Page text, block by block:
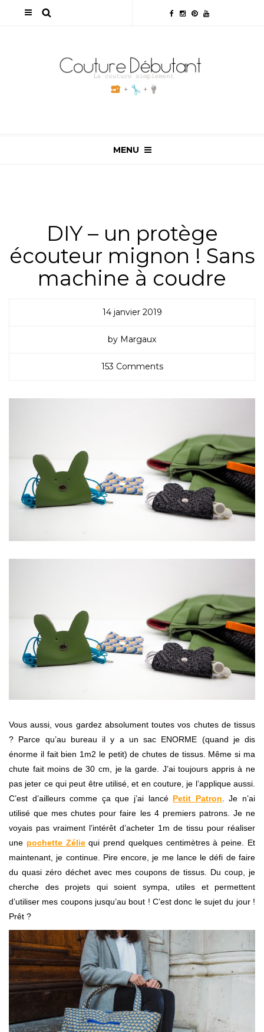
MENU
DIY – un protège
écouteur mignon ! Sans
machine à coudre
14 janvier 2019
by Margaux
153 Comments
Vous aussi, vous gardez absolument toutes vos chutes de tissus
? Parce qu’au bureau il y a un sac ENORME (quand je dis
énorme il fait bien 1m2 le petit) de chutes de tissus. Même si ma
chute fait moins de 30 cm, je la garde. J’ai toujours appris à ne
pas jeter ce qui peut être utilisé, et en couture, je l’applique aussi.
C’est d’ailleurs comme ça que j’ai lancé Petit Patron. Je n’ai
utilisé que mes chutes pour faire les 4 premiers patrons. Je ne
voyais pas vraiment l’intérêt d’acheter 1m de tissu pour réaliser
une pochette Zéliequi prend quelques centimètres à peine. Et
maintenant, je continue. Pire encore, je me lance le défi de faire
du quasi zéro déchet avec mes coupons de tissus. Du coup, je
cherche des projets qui soient sympa, utiles et permettent
d’utiliser mes coupons jusqu’au bout ! C’est donc le sujet du jour !
Prêt ?